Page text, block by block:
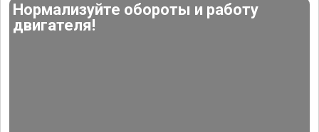
Нормализуйте обороты и работу
двигателя!